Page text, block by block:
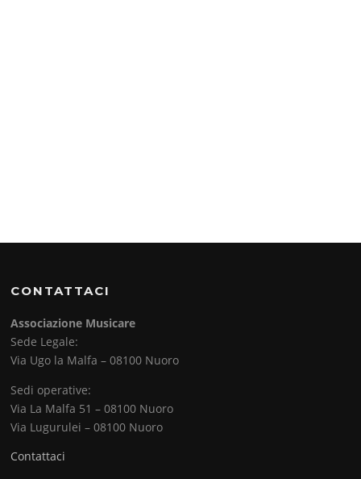
CONTATTACI
Associazione Musicare
Sede Legale:
Via Ugo la Malfa – 08100 Nuoro
Sedi operative:
Via La Malfa 51 – 08100 Nuoro
Via Lugurulei – 08100 Nuoro
Contattaci